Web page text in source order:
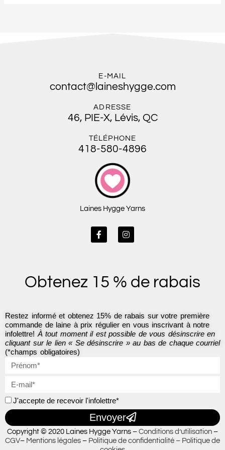
E-MAIL
contact@laineshygge.com
ADRESSE
46, PIE-X, Lévis, QC
TÉLÉPHONE
418-580-4896
Laines Hygge Yarns
F
a
o
k
I
n
r
a
Obtenez 15 % de rabais
Restez informé et obtenez 15% de rabais sur votre première
commande de laine à prix régulier en vous inscrivant à notre
infolettre! À tout moment il est possible de vous désinscrire en
cliquant sur le lien « Se désinscrire » au bas de chaque courriel
(*champs obligatoires)
J'accepte de recevoir l'infolettre*
Envoyer
Copyright © 2020 Laines Hygge Yarns – Conditions d’utilisation –
CGV– Mentions légales – Politique de confidentialité – Politique de